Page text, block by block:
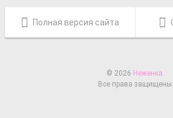
Полная версия сайта
© 2026 Неженка.
Все права защищены.